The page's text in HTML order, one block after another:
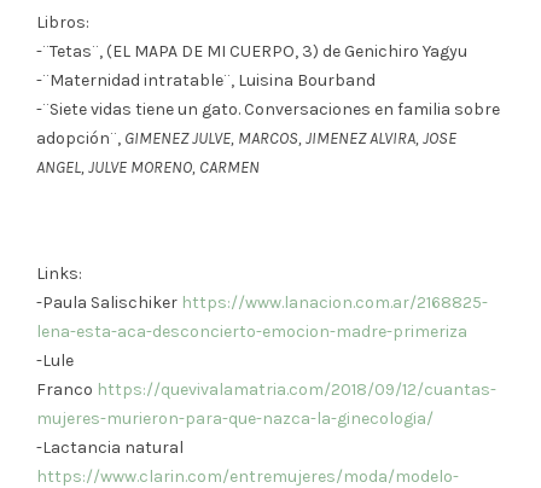
Libros:
-¨Tetas¨, (EL MAPA DE MI CUERPO, 3) de Genichiro Yagyu
-¨Maternidad intratable¨, Luisina Bourband
-¨Siete vidas tiene un gato. Conversaciones en familia sobre
adopción¨, GIMENEZ JULVE, MARCOS, JIMENEZ ALVIRA, JOSE
ANGEL, JULVE MORENO, CARMEN
Links:
-Paula Salischiker https://www.lanacion.com.ar/2168825-
lena-esta-aca-desconcierto-emocion-madre-primeriza
-Lule
Franco https://quevivalamatria.com/2018/09/12/cuantas-
mujeres-murieron-para-que-nazca-la-ginecologia/
-Lactancia natural
https://www.clarin.com/entremujeres/moda/modelo-